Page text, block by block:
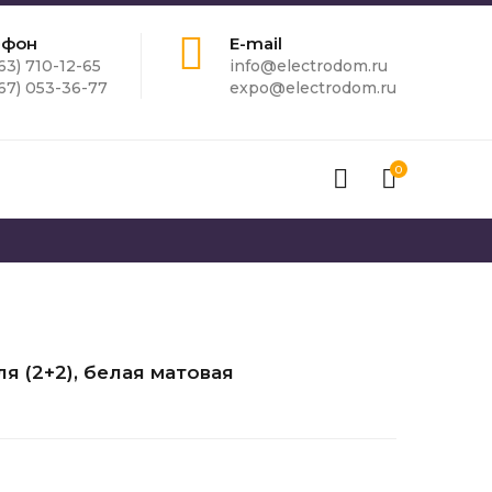
710-12-65
053-36-77
E-mail
info@electrodom.ru
expo@electrodom.ru
0
(2+2), белая матовая